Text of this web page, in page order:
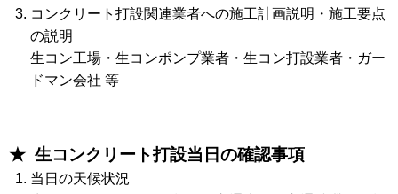
コンクリート打設関連業者への施工計画説明・施工要点
の説明
生コン工場・生コンポンプ業者・生コン打設業者・ガー
ドマン会社 等
★ 生コンクリート打設当日の確認事項
当日の天候状況